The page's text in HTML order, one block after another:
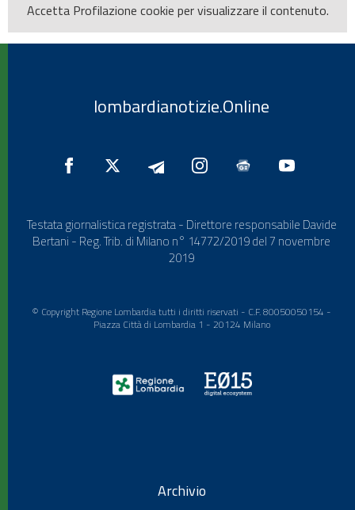
Accetta Profilazione cookie per visualizzare il contenuto.
lombardianotizie.Online
Testata giornalistica registrata - Direttore responsabile Davide
Bertani - Reg. Trib. di Milano n° 14772/2019 del 7 novembre
2019
© Copyright Regione Lombardia tutti i diritti riservati - C.F. 80050050154 -
Piazza Città di Lombardia 1 - 20124 Milano
Archivio